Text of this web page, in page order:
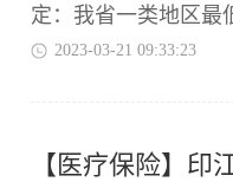
定：我省一类地区最
2023-03-21 09:33:23
【医疗保险】印